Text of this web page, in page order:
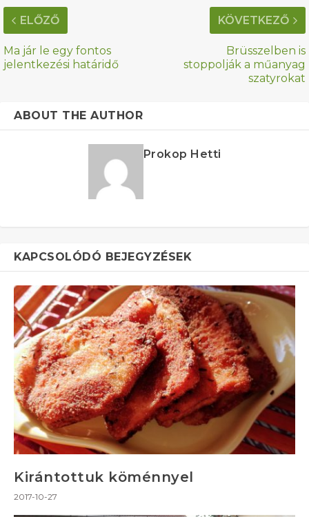
ELŐZŐ
Ma jár le egy fontos
jelentkezési határidő
KÖVETKEZŐ
Brüsszelben is
stoppolják a műanyag
szatyrokat
ABOUT THE AUTHOR
Prokop Hetti
KAPCSOLÓDÓ BEJEGYZÉSEK
Kirántottuk köménnyel
2017-10-27